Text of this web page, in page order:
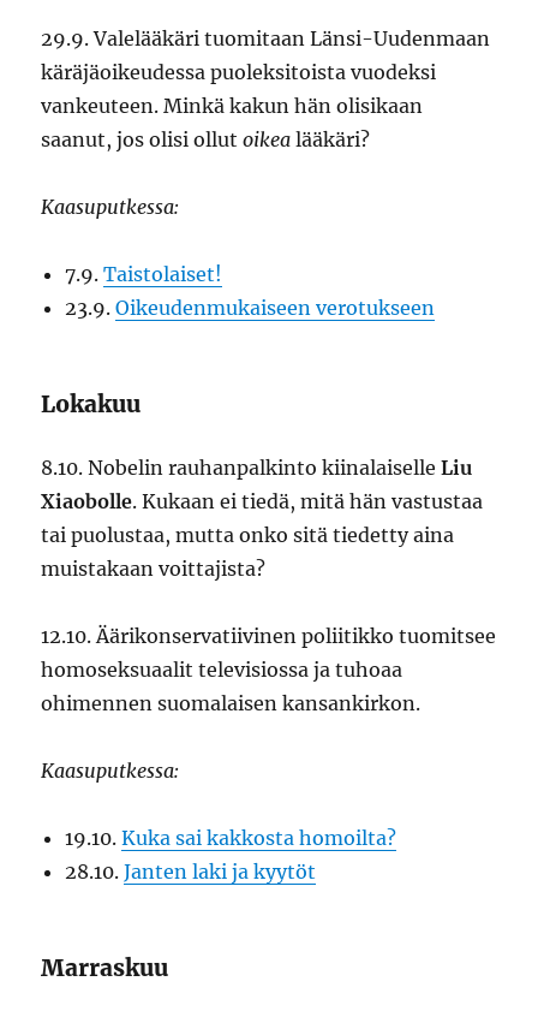
29.9. Valelääkäri tuomitaan Länsi-Uudenmaan
käräjäoikeudessa puoleksitoista vuodeksi
vankeuteen. Minkä kakun hän olisikaan
saanut, jos olisi ollutoikea lääkäri?
Kaasuputkessa:
7.9.Taistolaiset!
23.9.Oikeudenmukaiseen verotukseen
Lokakuu
8.10. Nobelin rauhanpalkinto kiinalaiselleLiu
Xiaobolle. Kukaan ei tiedä, mitä hän vastustaa
tai puolustaa, mutta onko sitä tiedetty aina
muistakaan voittajista?
12.10. Äärikonservatiivinen poliitikko tuomitsee
homoseksuaalit televisiossa ja tuhoaa
ohimennen suomalaisen kansankirkon.
Kaasuputkessa:
19.10.Kuka sai kakkosta homoilta?
28.10.Janten laki ja kyytöt
Marraskuu